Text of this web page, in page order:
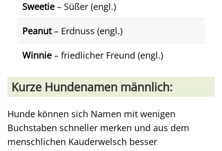
Sweetie – Süßer (engl.)
Peanut– Erdnuss (engl.)
Winnie – friedlicher Freund (engl.)
Kurze Hundenamen männlich:
Hunde können sich Namen mit wenigen
Buchstaben schneller merken und aus dem
menschlichen Kauderwelsch besser